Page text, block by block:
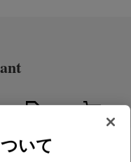
いて